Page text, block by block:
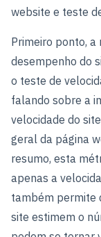
website e teste
Primeiro ponto,
desempenho do
o teste de
falando sobre a
velocidade do
geral da página
resumo, esta
apenas a
também permite
site estimem o